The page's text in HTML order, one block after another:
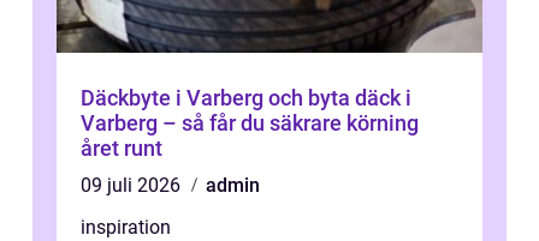
Däckbyte i Varberg och byta däck i
Varberg – så får du säkrare körning
året runt
09 juli 2026
admin
inspiration